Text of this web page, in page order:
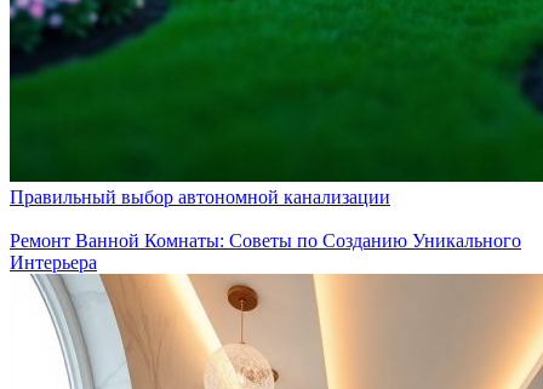
Правильный выбор автономной канализации
Ремонт Ванной Комнаты: Советы по Созданию Уникального
Интерьера